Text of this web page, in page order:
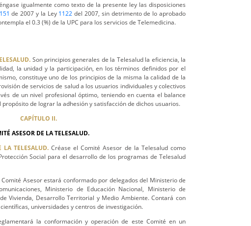
igualmente como texto de la presente ley las disposiciones
de 2007 y la Ley 1122 del 2007, sin detrimento de lo aprobado
el 0.3 (%) de la UPC para los servicios de Telemedicina.
Son principios generales de la Telesalud la eficiencia, la
la unidad y la participación, en los términos definidos por el
constituye uno de los principios de la misma la calidad de la
de servicios de salud a los usuarios individuales y colectivos
de un nivel profesional óptimo, teniendo en cuenta el balance
de lograr la adhesión y satisfacción de dichos usuarios.
CAPÍTULO II.
ASESOR DE LA TELESALUD.
LA TELESALUD.Créase el Comité Asesor de la Telesalud como
Social para el desarrollo de los programas de Telesalud
Comité Asesor estará conformado por delegados del Ministerio de
Ministerio de Educación Nacional, Ministerio de
Vivienda, Desarrollo Territorial y Medio Ambiente. Contará con
universidades y centros de investigación.
la conformación y operación de este Comité en un